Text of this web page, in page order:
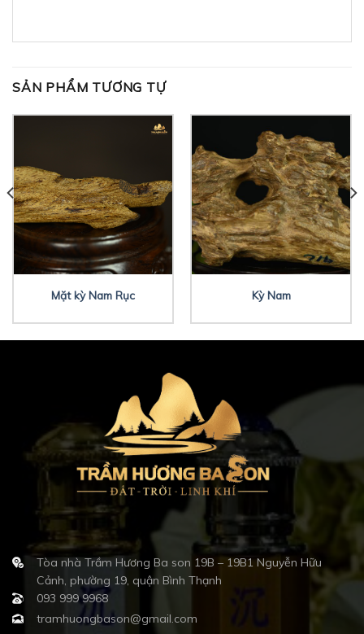
SẢN PHẨM TƯƠNG TỰ
Mặt kỳ Nam Rục Kỳ Nam
Tòa nhà Trầm Hương Ba son 19B – 19B1 Nguyễn Hữu
Cảnh, phường 19, quận Bình Thạnh
093 999 9968
tramhuongbason@gmail.com